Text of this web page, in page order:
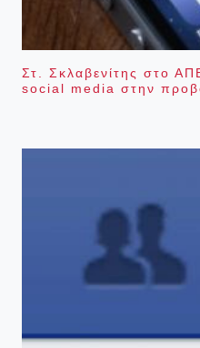
Στ. Σκλαβενίτης στο
social media στην